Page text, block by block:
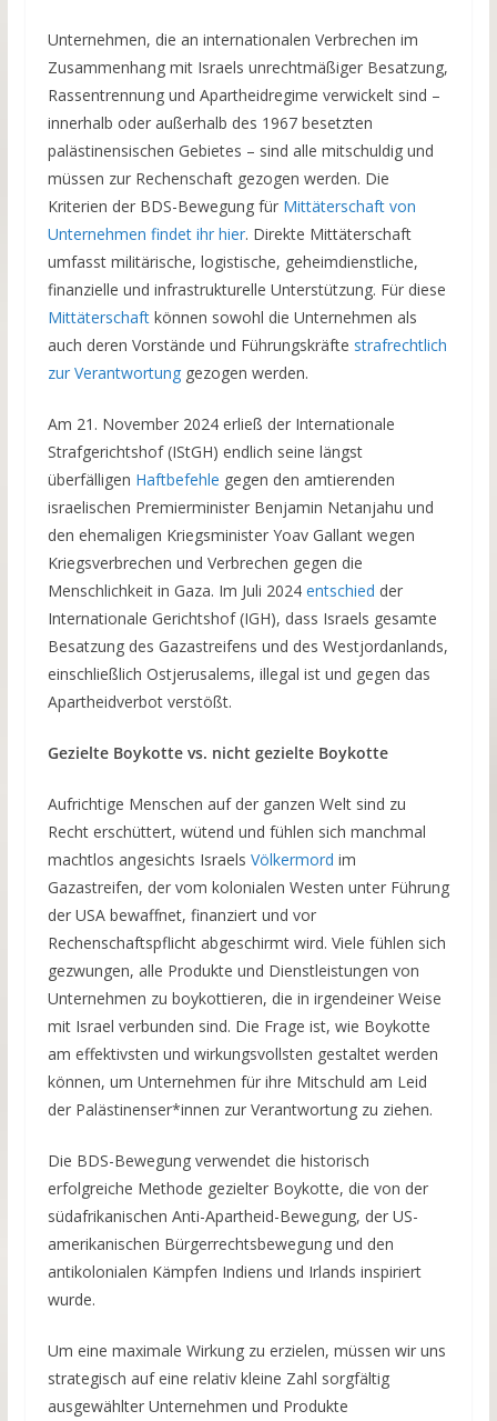
Unternehmen, die an internationalen Verbrechen im
Zusammenhang mit Israels unrechtmäßiger Besatzung,
Rassentrennung und Apartheidregime verwickelt sind –
innerhalb oder außerhalb des 1967 besetzten
palästinensischen Gebietes – sind alle mitschuldig und
müssen zur Rechenschaft gezogen werden. Die
Kriterien der BDS-Bewegung für Mittäterschaft von
Unternehmen findet ihr hier. Direkte Mittäterschaft
umfasst militärische, logistische, geheimdienstliche,
finanzielle und infrastrukturelle Unterstützung. Für diese
Mittäterschaftkönnen sowohl die Unternehmen als
auch deren Vorstände und Führungskräfte strafrechtlich
zur Verantwortunggezogen werden.
Am 21. November 2024 erließ der Internationale
Strafgerichtshof (IStGH) endlich seine längst
überfälligen Haftbefehle gegen den amtierenden
israelischen Premierminister Benjamin Netanjahu und
den ehemaligen Kriegsminister Yoav Gallant wegen
Kriegsverbrechen und Verbrechen gegen die
Menschlichkeit in Gaza. Im Juli 2024 entschied der
Internationale Gerichtshof (IGH), dass Israels gesamte
Besatzung des Gazastreifens und des Westjordanlands,
einschließlich Ostjerusalems, illegal ist und gegen das
Apartheidverbot verstößt.
Gezielte Boykotte vs. nicht gezielte Boykotte
Aufrichtige Menschen auf der ganzen Welt sind zu
Recht erschüttert, wütend und fühlen sich manchmal
machtlos angesichts Israels Völkermord im
Gazastreifen, der vom kolonialen Westen unter Führung
der USA bewaffnet, finanziert und vor
Rechenschaftspflicht abgeschirmt wird. Viele fühlen sich
gezwungen, alle Produkte und Dienstleistungen von
Unternehmen zu boykottieren, die in irgendeiner Weise
mit Israel verbunden sind. Die Frage ist, wie Boykotte
am effektivsten und wirkungsvollsten gestaltet werden
können, um Unternehmen für ihre Mitschuld am Leid
der Palästinenser*innen zur Verantwortung zu ziehen.
Die BDS-Bewegung verwendet die historisch
erfolgreiche Methode gezielter Boykotte, die von der
südafrikanischen Anti-Apartheid-Bewegung, der US-
amerikanischen Bürgerrechtsbewegung und den
antikolonialen Kämpfen Indiens und Irlands inspiriert
wurde.
Um eine maximale Wirkung zu erzielen, müssen wir uns
strategisch auf eine relativ kleine Zahl sorgfältig
ausgewählter Unternehmen und Produkte